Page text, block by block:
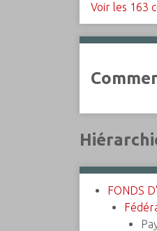
Voir les 163
FONDS